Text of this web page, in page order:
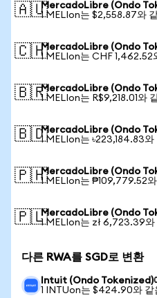
🇦🇺MercadoLibre (Ondo
1 MELIon는 $2,558.87와
🇨🇭MercadoLibre (Ondo
1 MELIon는 CHF 1,462.52
🇧🇷MercadoLibre (Ondo
1 MELIon는 R$9,218.01와
🇧🇩MercadoLibre (Ondo
1 MELIon는 ৳223,184.83와
🇵🇭MercadoLibre (Ondo
1 MELIon는 ₱109,779.52
🇵🇱MercadoLibre (Ondo
1 MELIon는 zł 6,723.39와
다른 RWA를 SGD로 변환
Intuit (Ondo Tokenized)
1 INTUon는 $424.90와 같